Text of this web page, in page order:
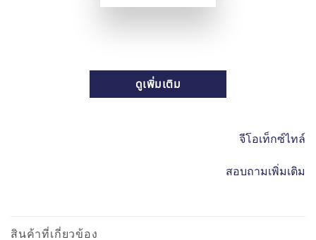
ดูเพิ่มเติม
จีโอเท็กซ์ไทล์
สอบถามเพิ่มเติม
สินค้าที่เกี่ยวข้อง